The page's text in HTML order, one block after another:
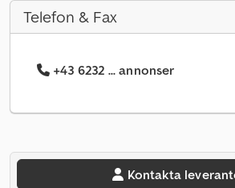
Telefon & Fax
+43 6232 ... annonser
Kontakta